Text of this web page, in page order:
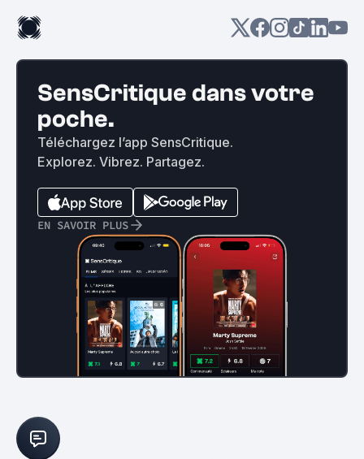
SensCritique dans votre
poche.
Téléchargez l’app SensCritique.
Explorez. Vibrez. Partagez.
EN SAVOIR PLUS